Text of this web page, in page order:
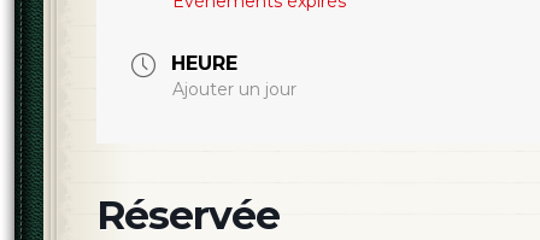
HEURE
Ajouter un jour
Réservée